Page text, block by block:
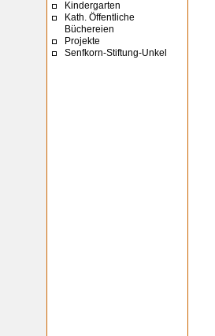
Kindergarten
Kath. Öffentliche
Büchereien
Projekte
Senfkorn-Stiftung-Unkel